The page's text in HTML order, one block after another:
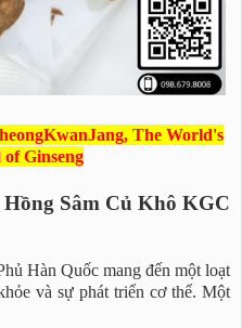
The World's
Ginseng
Sâm Củ Khô KGC
Hàn Quốc mang đến một loạt
và sự phát triển cơ thể. Một